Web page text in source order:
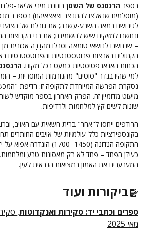
בספר הרנסנס של השטן בוחנת מירי אליאב-
לגירושם במאה השבע-עשרה; את גורלם של
ונחשבו למזיקים שיש להשמידם; את בני הקבוצות
– שנחשבו לנושאי טומאה וסבלו מהַדָרָה אכזרית
הקתולים בארצות פרוטסטנטיות והפרוטסטנטים
הכתות האנאבפטיסטיות כמעט בכל מקום.
למי שהיו בגדר "סוטים" מהנורמות המוסריות –
נסקרת הפרשה המיוחדת לתקופה זו: רדיפת
מיעוט מדומיין זה. הפרק האחרון בספר מוקדש
שונות לשים קץ למלחמות ולרדיפות.
הרודפים ייחסו ל"אחר" ברית חשאית עם האויב,
בקונספירציות כלל-עולמיות של אויבים החותרים
התקופה הנדונה (1450–1700)
כעידן הפחד – פחד לא רק מאסונות טבע
המערערים את האמון במציאות הנראית לעין.
ביקורות ועוד
ספרים וכתבי יד: סקירות ואנקדוטות,
מאי 2025